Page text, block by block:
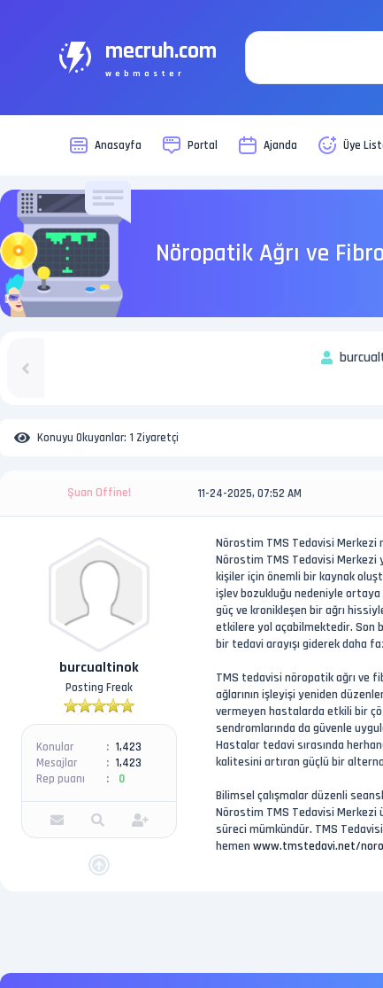
mecruh.com
webmaster
Anasayfa Portal Ajanda Üye
Nöropatik Ağrı ve
Konuyu Okuyanlar: 1 Ziyaretçi
Şuan Offine! 11-24-2025, 07:52 AM
burcualtinok
Posting Freak
Konular
1,423
Mesajlar
1,423
Rep puanı
0
Nörostim TMS Tedavisi Merkezi
Nörostim TMS Tedavisi Merkezi
kişiler için önemli bir kaynak
işlev bozukluğu nedeniyle ortaya
güç ve kronikleşen bir ağrı
etkilere yol açabilmektedir. Son
bir tedavi arayışı giderek daha
TMS tedavisi nöropatik ağrı ve
ağlarının işleyişi yeniden
vermeyen hastalarda etkili bir
sendromlarında da güvenle
Hastalar tedavi sırasında
kalitesini artıran güçlü bir
Bilimsel çalışmalar düzenli
Nörostim TMS Tedavisi Merkezi
süreci mümkündür. TMS
hemen www.tmstedavi.net/